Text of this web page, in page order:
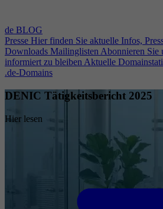
de BLOG
Presse Hier finden Sie aktuelle Infos,
Downloads Mailinglisten Abonnieren Sie
informiert zu bleiben Aktuelle
.de-Domains
DENIC Tätigkeitsbericht 2025
Hier lesen